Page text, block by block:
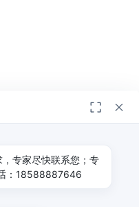
权所有 -宣传册|粤ICP备
专家尽快联系您；专
：18588887646